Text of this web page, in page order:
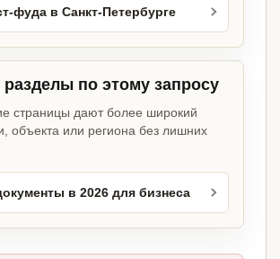
фуда в Санкт-Петербурге
по этому запросу
страницы дают более широкий
объекта или региона без лишних
в 2026 для бизнеса